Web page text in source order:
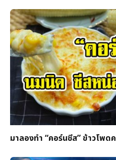
มาลองทำ “คอร์นชีส” ข้าวโพด